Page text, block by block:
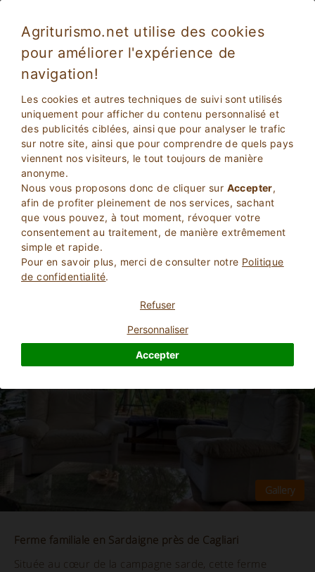
Agriturismo.net utilise des cookies
pour améliorer l'expérience de
navigation!
Les cookies et autres techniques de suivi sont utilisés
uniquement pour afficher du contenu personnalisé et
des publicités ciblées, ainsi que pour analyser le trafic
sur notre site, ainsi que pour comprendre de quels pays
viennent nos visiteurs, le tout toujours de manière
anonyme.
Nous vous proposons donc de cliquer sur Accepter,
afin de profiter pleinement de nos services, sachant
que vous pouvez, à tout moment, révoquer votre
consentement au traitement, de manière extrêmement
simple et rapide.
Pour en savoir plus, merci de consulter notre Politique
de confidentialité.
Refuser
Personnaliser
Accepter
Assemini 5517
Cagliari, Assemini (Carte) 14Lits
DEMANDER AU PROPRIETAIRE
RESERVEZ
Plus d'Informations
Ferme familiale en Sardaigne près de Cagliari
Située au cœur de la campagne sarde, cette ferme